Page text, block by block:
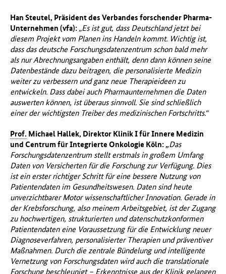
Han Steutel, Präsident des Verbandes forschender Pharma-
Unternehmen (vfa): „Es ist gut, dass Deutschland jetzt bei
diesem Projekt vom Planen ins Handeln kommt. Wichtig ist,
dass das deutsche Forschungsdatenzentrum schon bald mehr
als nur Abrechnungsangaben enthält, denn dann können seine
Datenbestände dazu beitragen, die personalisierte Medizin
weiter zu verbessern und ganz neue Therapieideen zu
entwickeln. Dass dabei auch Pharmaunternehmen die Daten
auswerten können, ist überaus sinnvoll. Sie sind schließlich
einer der wichtigsten Treiber des medizinischen Fortschritts.“
Prof. Michael Hallek, Direktor Klinik I für Innere Medizin
und Centrum für Integrierte Onkologie Köln: „Das
Forschungsdatenzentrum stellt erstmals in großem Umfang
Daten von Versicherten für die Forschung zur Verfügung. Dies
ist ein erster richtiger Schritt für eine bessere Nutzung von
Patientendaten im Gesundheitswesen. Daten sind heute
unverzichtbarer Motor wissenschaftlicher Innovation. Gerade in
der Krebsforschung, also meinem Arbeitsgebiet, ist der Zugang
zu hochwertigen, strukturierten und datenschutzkonformen
Patientendaten eine Voraussetzung für die Entwicklung neuer
Diagnoseverfahren, personalisierter Therapien und präventiver
Maßnahmen. Durch die zentrale Bündelung und intelligente
Vernetzung von Forschungsdaten wird auch die translationale
Forschung beschleunigt – Erkenntnisse aus der Klinik gelangen